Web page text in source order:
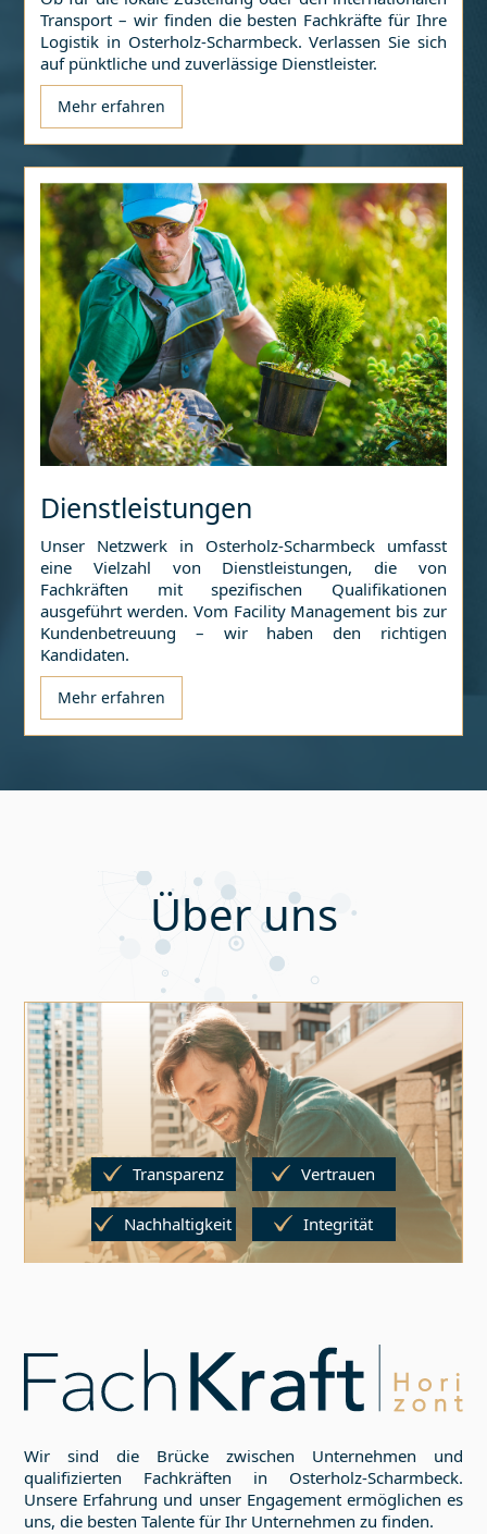
Transport – wir finden die besten Fachkräfte für Ihre
Logistik in Osterholz-Scharmbeck. Verlassen Sie sich
auf pünktliche und zuverlässige Dienstleister.
Mehr erfahren
Dienstleistungen
Unser Netzwerk in Osterholz-Scharmbeckumfasst
eine Vielzahl von Dienstleistungen, die von
Fachkräften mit spezifischen Qualifikationen
ausgeführt werden. Vom Facility Management bis zur
Kundenbetreuung – wir haben den richtigen
Kandidaten.
Mehr erfahren
Über uns
Wir sind die Brücke zwischen Unternehmen und
qualifizierten Fachkräften in Osterholz-Scharmbeck.
Unsere Erfahrung und unser Engagement ermöglichen es
uns, die besten Talente für Ihr Unternehmen zu finden.
Transparenz Vertrauen
Nachhaltigkeit Integrität